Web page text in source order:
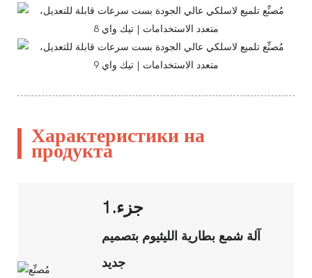
Характеристики на
продукта
جزء.1
آلة شمع بطارية الليثيوم بتصميم
جديد